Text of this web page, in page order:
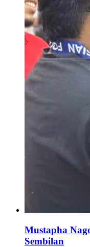
Mustapha
Sembilan